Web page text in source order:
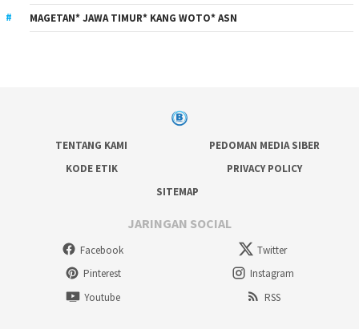
MAGETAN* JAWA TIMUR* KANG WOTO* ASN
TENTANG KAMI
PEDOMAN MEDIA SIBER
KODE ETIK
PRIVACY POLICY
SITEMAP
JARINGAN SOCIAL
Facebook
Twitter
Pinterest
Instagram
Youtube
RSS